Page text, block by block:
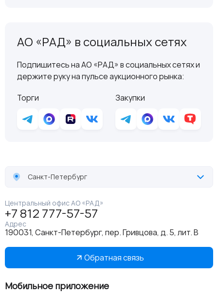
АО «РАД» в социальных сетях
Подпишитесь на АО «РАД» в социальных сетях и
держите руку на пульсе аукционного рынка:
Торги
Закупки
Санкт-Петербург
Центральный офис АО «РАД»
+7 812 777-57-57
Адрес
190031, Санкт-Петербург, пер. Гривцова, д. 5, лит. В
Обратная связь
Мобильное приложение